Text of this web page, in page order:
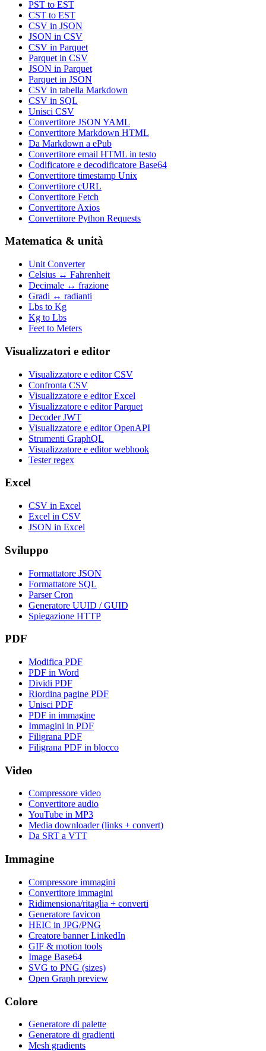
PST to EST
CST to EST
CSV in JSON
JSON in CSV
CSV in Parquet
Parquet in CSV
JSON in Parquet
Parquet in JSON
CSV in tabella Markdown
CSV in SQL
Unisci CSV
Convertitore JSON YAML
Convertitore Markdown HTML
Da Markdown a ePub
Convertitore email HTML in testo
Codificatore e decodificatore Base64
Convertitore timestamp Unix
Convertitore cURL
Convertitore Fetch
Convertitore Axios
Convertitore Python Requests
Matematica & unità
Unit Converter
Celsius ↔ Fahrenheit
Decimale ↔ frazione
Gradi ↔ radianti
Lbs to Kg
Kg to Lbs
Feet to Meters
Visualizzatori e editor
Visualizzatore e editor CSV
Confronta CSV
Visualizzatore e editor Excel
Visualizzatore e editor Parquet
Decoder JWT
Visualizzatore e editor OpenAPI
Strumenti GraphQL
Visualizzatore e editor webhook
Tester regex
Excel
CSV in Excel
Excel in CSV
JSON in Excel
Sviluppo
Formattatore JSON
Formattatore SQL
Parser Cron
Generatore UUID / GUID
Spiegazione HTTP
PDF
Modifica PDF
PDF in Word
Dividi PDF
Riordina pagine PDF
Unisci PDF
PDF in immagine
Immagini in PDF
Filigrana PDF
Filigrana PDF in blocco
Video
Compressore video
Convertitore audio
YouTube in MP3
Media downloader (links + convert)
Da SRT a VTT
Immagine
Compressore immagini
Convertitore immagini
Ridimensiona/ritaglia + converti
Generatore favicon
HEIC in JPG/PNG
Creatore banner LinkedIn
GIF & motion tools
Image Base64
SVG to PNG (sizes)
Open Graph preview
Colore
Generatore di palette
Generatore di gradienti
Mesh gradients